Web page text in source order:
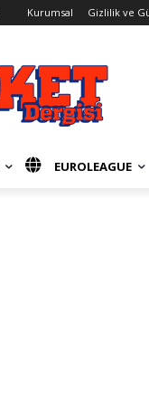
Kurumsal Gizlilik ve
EUROLEAGUE